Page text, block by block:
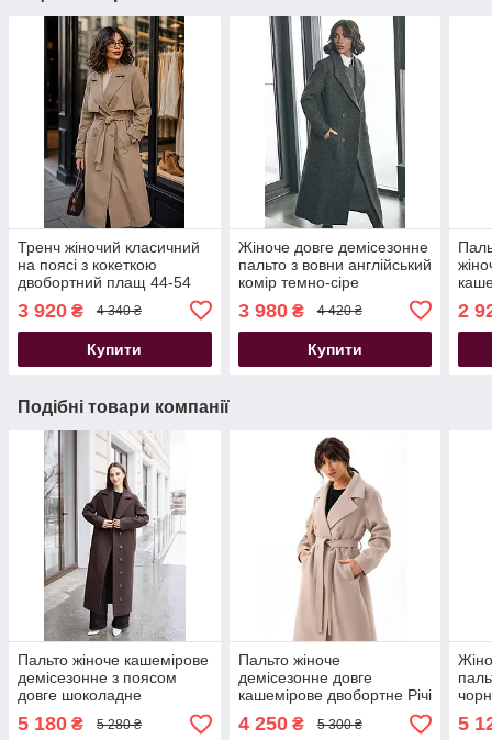
Тренч жіночий класичний
на поясі з кокеткою
двобортний плащ 44-54
3 920 ₴ 4 340 ₴
Купити
Жіноче довге демісезонне
пальто з вовни англійський
комір темно-сіре
3 980₴ 4 420 ₴
Купити
2
Подібні товари компанії
Пальто жіноче кашемірове
демісезонне з поясом
довге шоколадне
5 180 ₴ 5 280 ₴
Пальто жіноче
демісезонне довге
кашемірове двобортне Річі
класичний фасон бежеве
4 250₴ 5 300 ₴ 5